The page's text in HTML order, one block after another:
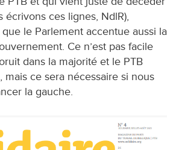
écrivons ces lignes, NdlR),
le Parlement accentue aussi la
Ce n’est pas facile
dans la majorité et le PTB
mais ce sera nécessaire si nous
la gauche.